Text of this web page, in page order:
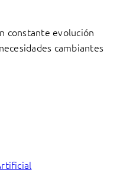
constante evolución
cambiantes